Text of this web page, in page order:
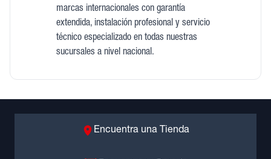
marcas internacionales con garantía
extendida, instalación profesional y servicio
técnico especializado en todas nuestras
sucursales a nivel nacional.
Encuentra una Tienda